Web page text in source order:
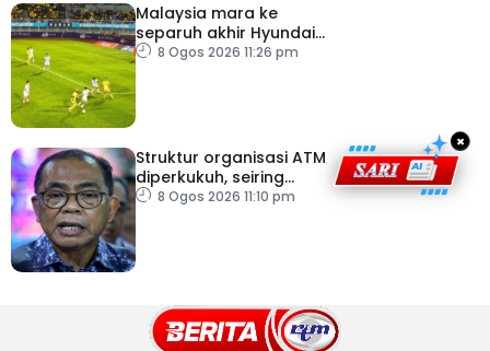
Malaysia mara ke
separuh akhir Hyundai
ASEAN Cup
8 Ogos 2026 11:26 pm
Struktur organisasi ATM
diperkukuh, seiring
pemodenan aset
8 Ogos 2026 11:10 pm
×